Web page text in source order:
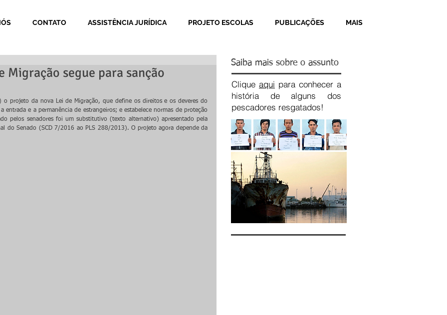
CONTATO ASSISTÊNCIA JURÍDICA PROJETO ESCOLAS PUBLICAÇÕES MAIS
Migração segue para sanção
o projeto da nova Lei de Migração, que define os direitos e os deveres do
entrada e a permanência de estrangeiros; e estabelece normas de proteção
pelos senadores foi um substitutivo (texto alternativo) apresentado pela
do Senado (SCD 7/2016 ao PLS 288/2013). O projeto agora depende da
Saiba mais sobre o assunto
Clique aqui para conhecer a
história de alguns dos
pescadores resgatados!
Recent Posts